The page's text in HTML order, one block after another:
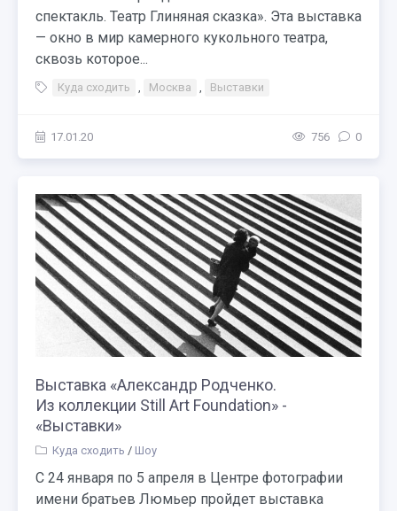
спектакль. Театр Глиняная сказка». Эта выставка
— окно в мир камерного кукольного театра,
сквозь которое...
Куда сходить , Москва , Выставки
17.01.20 756 0
Выставка «Александр Родченко.
Из коллекции Still Art Foundation» -
«Выставки»
Куда сходить / Шоу
С 24 января по 5 апреля в Центре фотографии
имени братьев Люмьер пройдет выставка